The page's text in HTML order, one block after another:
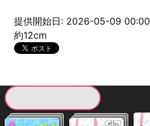
提供開始日: 2026-05-09
約12cm